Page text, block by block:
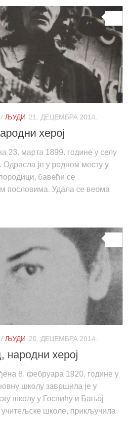
/ ЉУДИ 21. ДЕЦЕМБРА 2014.
херој
23. марта 1899. године у селу
је у родном месту у
бавећи се
пословима. Удала се веома
/ ЉУДИ 20. ДЕЦЕМБРА 2014.
херој
8. фебруара 1920. године у
школу завршила је у
школу у Госпићу и Бањој
школе, прикључила